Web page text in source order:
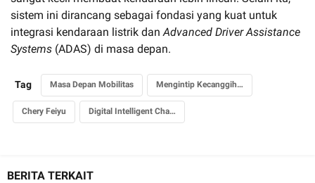
sistem ini dirancang sebagai fondasi yang kuat untuk
integrasi kendaraan listrik dan Advanced Driver Assistance
Systems (ADAS) di masa depan.
Tag Masa Depan Mobilitas Mengintip Kecanggihan
Chery Feiyu Digital Intelligent Chassis I
BERITA TERKAIT